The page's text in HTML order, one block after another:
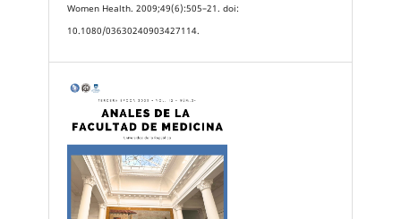
Women Health. 2009;49(6):505–21. doi:
10.1080/03630240903427114.